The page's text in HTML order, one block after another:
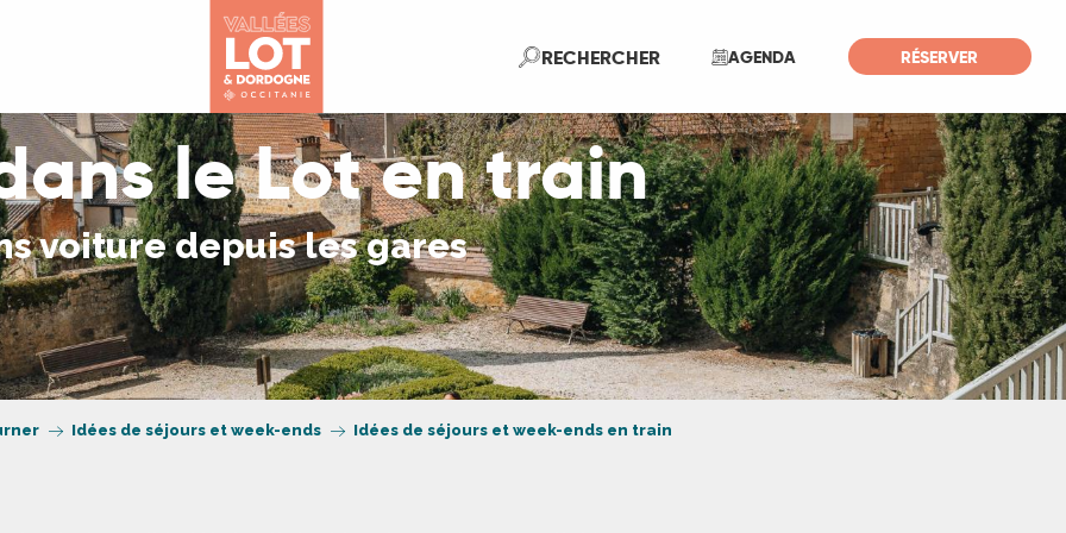
AGENDA RÉSERVER
RECHERCHERRecherche
le Lot en train
voiture depuis les gares
Idées de séjours et week-ends Idées de séjours et week-ends en train